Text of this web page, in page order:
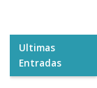
Ultimas
Entradas